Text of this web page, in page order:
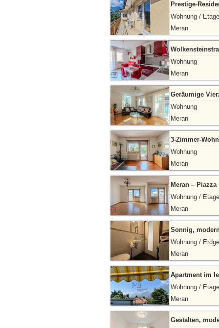
Prestige-
Wohnung / Etage
Meran
Wohnung
Meran
Geräumige
Wohnung
Meran
3-Zimmer-
Wohnung
Meran
Meran –
Wohnung / Etage
Meran
Sonnig,
Wohnung /
Meran
Apartment im
Wohnung / Etage
Meran
Gestalten,